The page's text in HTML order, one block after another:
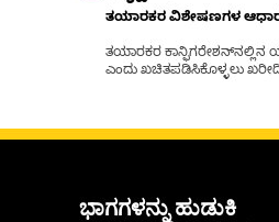
ತಯಾರಕರ ವಿಶೇಷಣಗಳ
ತಯಾರಕರ ಕಾನ್ಫಿಗರೇಶನ್‌ನಲ್ಲಿನ
ಎಂದು ಖಚಿತಪಡಿಸಿಕೊಳ್ಳಲು
ಭಾಗಗಳನ್ನು ಹುಡುಕಿ